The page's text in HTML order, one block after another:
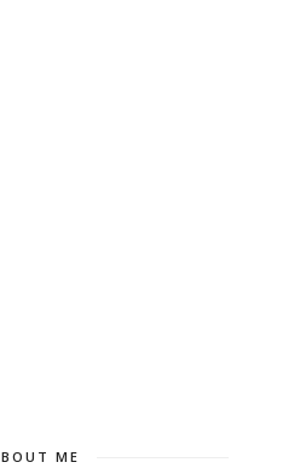
ME